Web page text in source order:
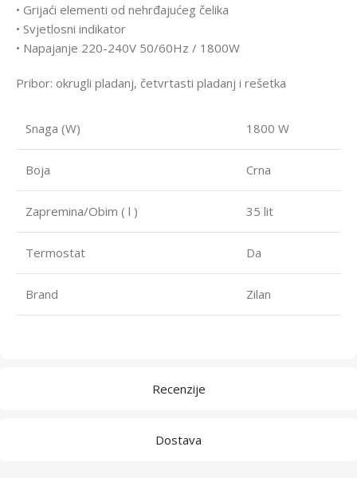
Recenzije
Dostava
• Grijaći elementi od nehrđajućeg čelika
• Svjetlosni indikator
• Napajanje 220-240V 50/60Hz / 1800W
Pribor: okrugli pladanj, četvrtasti pladanj i rešetka
Snaga (W) 1800 W
Boja Crna
Zapremina/Obim ( l ) 35 lit
Termostat Da
Brand Zilan